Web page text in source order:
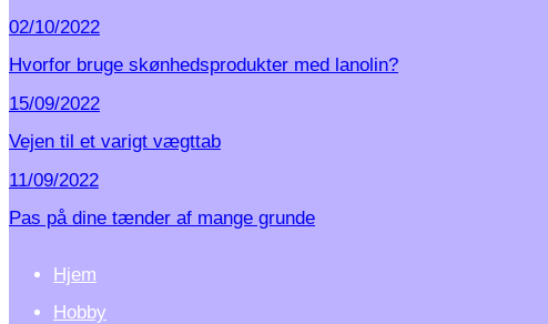
02/10/2022
Hvorfor bruge skønhedsprodukter med lanolin?
15/09/2022
Vejen til et varigt vægttab
11/09/2022
Pas på dine tænder af mange grunde
Hjem
Hobby